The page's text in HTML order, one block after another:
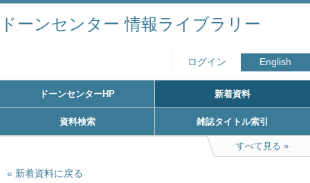
ドーンセンター 情報ライブラリー
ログイン English
ドーンセンターHP 新着資料
資料検索 雑誌タイトル索引
すべて見る
新着資料に戻る